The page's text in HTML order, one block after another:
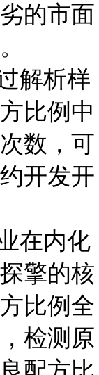
的市面
解析样
比例中
数，可
开发开
在内化
擎的核
比例全
检测原